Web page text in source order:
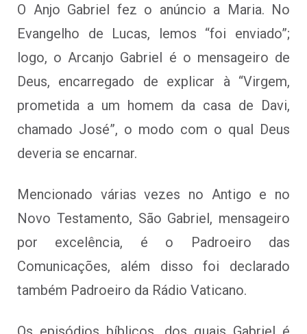
O Anjo Gabriel fez o anúncio a Maria. No
Evangelho de Lucas, lemos “foi enviado”;
logo, o Arcanjo Gabriel é o mensageiro de
Deus, encarregado de explicar à “Virgem,
prometida a um homem da casa de Davi,
chamado José”, o modo com o qual Deus
deveria se encarnar.
Mencionado várias vezes no Antigo e no
Novo Testamento, São Gabriel, mensageiro
por excelência, é o Padroeiro das
Comunicações, além disso foi declarado
também Padroeiro da Rádio Vaticano.